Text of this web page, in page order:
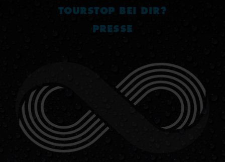
TOURSTOP BEI DIR?
PRESSE